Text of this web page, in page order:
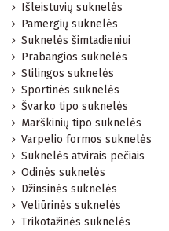
Išleistuvių suknelės
Pamergių suknelės
Suknelės šimtadieniui
Prabangios suknelės
Stilingos suknelės
Sportinės suknelės
Švarko tipo suknelės
Marškinių tipo suknelės
Varpelio formos suknelės
Suknelės atvirais pečiais
Odinės suknelės
Džinsinės suknelės
Veliūrinės suknelės
Trikotažinės suknelės